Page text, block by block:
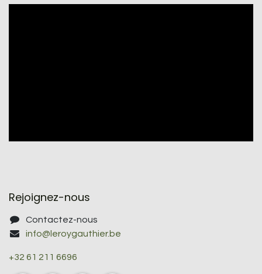
Rejoignez-nous
Contactez-nous
info@leroygauthier.be
+32 61 211 6696